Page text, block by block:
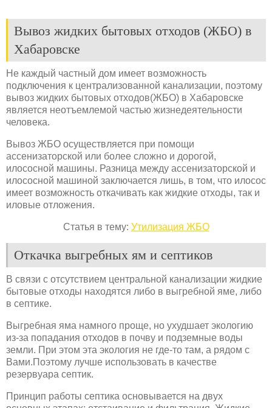
Вывоз жидких бытовых отходов (ЖБО) в
Хабаровске
Не каждый частный дом имеет возможность
подключения к централизованной канализации, поэтому
вывоз жидких бытовых отходов(ЖБО) в Хабаровске
является неотъемлемой частью жизнедеятельности
человека.
Вывоз ЖБО осуществляется при помощи
ассенизаторской или более сложно и дорогой,
илососной машины. Разница между ассенизаторской и
илососной машиной заключается лишь, в том, что илосос
имеет возможность откачивать как жидкие отходы, так и
иловые отложения.
Статья в тему: Утилизация ЖБО
Откачка выгребных ям и септиков
В связи с отсутствием центральной канализации жидкие
бытовые отходы находятся либо в выгребной яме, либо
в септике.
Выгребная яма намного проще, но ухудшает экологию
из-за попадания отходов в почву и подземные воды
земли. При этом эта экология не где-то там, а рядом с
Вами.Поэтому лучше использовать в качестве
резервуара септик.
Принцип работы септика основывается на двух